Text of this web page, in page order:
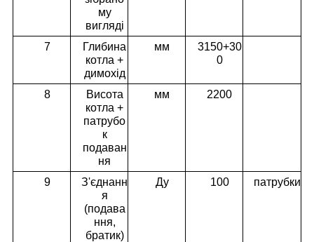
му
вигляді
7
Глибина
котла +
димохід
мм
3150+30
0
8
Висота
котла +
патрубо
к
подаван
ня
мм 2200
9
З'єднанн
я
(подава
ння,
братик)
Ду 100 патрубки